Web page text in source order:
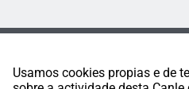
Usamos cookies propias e de